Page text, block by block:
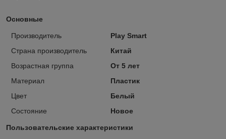
Основные
Производитель
Play Smart
Страна производитель
Китай
Возрастная группа
От 5 лет
Материал
Пластик
Цвет
Белый
Состояние
Новое
Пользовательские характеристики